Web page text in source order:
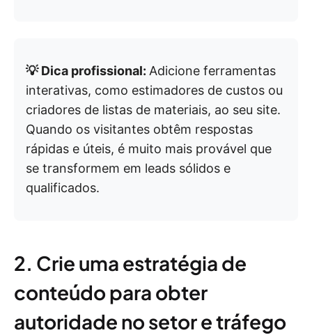
💡 Dica profissional: Adicione ferramentas
interativas, como estimadores de custos ou
criadores de listas de materiais, ao seu site.
Quando os visitantes obtêm respostas
rápidas e úteis, é muito mais provável que
se transformem em leads sólidos e
qualificados.
2. Crie uma estratégia de
conteúdo para obter
autoridade no setor e tráfego